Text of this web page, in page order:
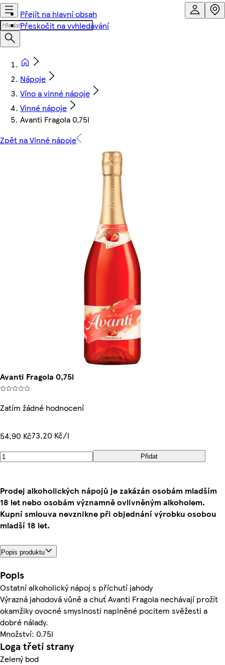
Přejít na hlavní obsah
Přeskočit na vyhledávání
Nápoje
Víno a vinné nápoje
Vinné nápoje
Avanti Fragola 0,75l
Zpět na Vinné nápoje
Avanti Fragola 0,75l
Zatím žádné hodnocení
54,90 Kč73,20 Kč/l
Přidat
Prodej alkoholických nápojů je zakázán osobám mladším
18 let nebo osobám významně ovlivněným alkoholem.
Kupní smlouva nevznikne při objednání výrobku osobou
mladší 18 let.
Popis produktu
Popis
Ostatní alkoholický nápoj s příchutí jahody
Výrazná jahodová vůně a chuť Avanti Fragola nechávají prožít
okamžiky ovocné smyslnosti naplněné pocitem svěžesti a
dobré nálady.
Množství: 0.75l
Loga třetí strany
Zelený bod